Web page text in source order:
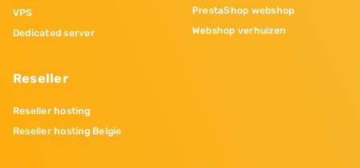
VPS
Dedicated server
Reseller
Reseller hosting
Reseller hosting Belgie
PrestaShop webshop
Webshop verhuizen